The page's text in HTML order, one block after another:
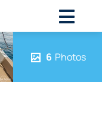
6 Photos